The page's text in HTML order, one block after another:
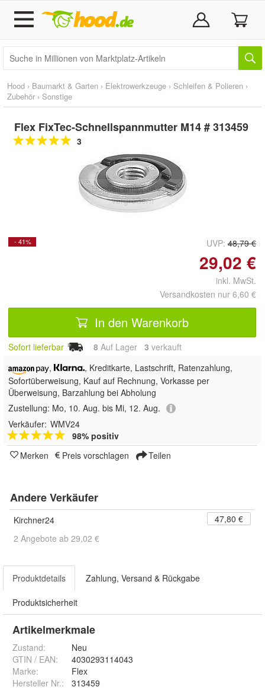
Hood › Baumarkt & Garten › Elektrowerkzeuge › Schleifen & Polieren ›
Zubehör › Sonstige
Flex FixTec-Schnellspannmutter M14 # 313459
3
Doppelt antippen zum
vergrößern
- 41% UVP: 48,79 €
29,02 €
inkl. MwSt.
Versandkosten nur 6,60 €
In den Warenkorb
Sofort lieferbar 8 Auf Lager 3 verkauft
,
, Kreditkarte, Lastschrift, Ratenzahlung,
Sofortüberweisung, Kauf auf Rechnung, Vorkasse per
Überweisung, Barzahlung bei Abholung
Zustellung: Mo, 10. Aug. bis Mi, 12. Aug.
Verkäufer: WMV24
98% positiv
Merken
Preis vorschlagen Teilen
Andere Verkäufer
Kirchner24
47,80 €
2 Angebote ab 29,02 €
Produktdetails Zahlung, Versand & Rückgabe
Produktsicherheit
Artikelmerkmale
Zustand:
Neu
GTIN / EAN:
4030293114043
Marke:
Flex
Hersteller Nr.:
313459